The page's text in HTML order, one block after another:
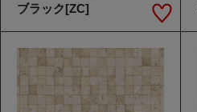
ブラック[ZC]